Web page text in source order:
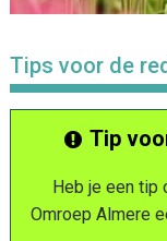
Tips voor de
Tip
Heb je een tip
Omroep Almere